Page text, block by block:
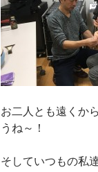
お二人とも遠くか
うね～！
そしていつもの私